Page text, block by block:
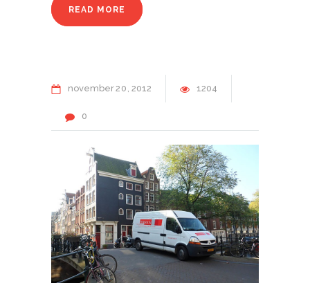
READ MORE
november20 2012 1204
0